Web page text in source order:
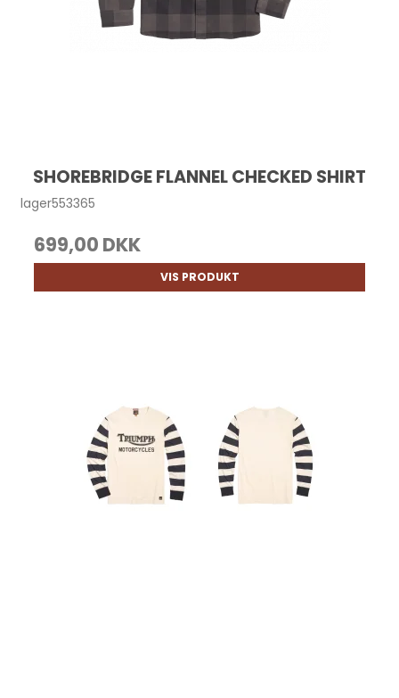
SHOREBRIDGE FLANNEL CHECKED SHIRT
lager553365
699,00 DKK
VIS PRODUKT